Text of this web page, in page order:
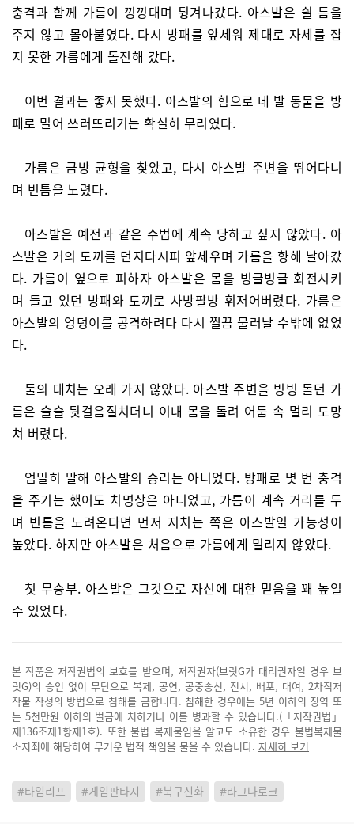
충격과 함께 가름이 낑낑대며 튕겨나갔다. 아스발은 쉴 틈을
주지 않고 몰아붙였다. 다시 방패를 앞세워 제대로 자세를 잡
지 못한 가름에게 돌진해 갔다.
이번 결과는 좋지 못했다. 아스발의 힘으로 네 발 동물을 방
패로 밀어 쓰러뜨리기는 확실히 무리였다.
가름은 금방 균형을 찾았고, 다시 아스발 주변을 뛰어다니
며 빈틈을 노렸다.
아스발은 예전과 같은 수법에 계속 당하고 싶지 않았다. 아
스발은 거의 도끼를 던지다시피 앞세우며 가름을 향해 날아갔
다. 가름이 옆으로 피하자 아스발은 몸을 빙글빙글 회전시키
며 들고 있던 방패와 도끼로 사방팔방 휘저어버렸다. 가름은
아스발의 엉덩이를 공격하려다 다시 찔끔 물러날 수밖에 없었
다.
둘의 대치는 오래 가지 않았다. 아스발 주변을 빙빙 돌던 가
름은 슬슬 뒷걸음질치더니 이내 몸을 돌려 어둠 속 멀리 도망
쳐 버렸다.
엄밀히 말해 아스발의 승리는 아니었다. 방패로 몇 번 충격
을 주기는 했어도 치명상은 아니었고, 가름이 계속 거리를 두
며 빈틈을 노려온다면 먼저 지치는 쪽은 아스발일 가능성이
높았다. 하지만 아스발은 처음으로 가름에게 밀리지 않았다.
첫 무승부. 아스발은 그것으로 자신에 대한 믿음을 꽤 높일
수 있었다.
본 작품은 저작권법의 보호를 받으며, 저작권자(브릿G가 대리권자일 경우 브
릿G)의 승인 없이 무단으로 복제, 공연, 공중송신, 전시, 배포, 대여, 2차적저
작물 작성의 방법으로 침해를 금합니다. 침해한 경우에는 5년 이하의 징역 또
는 5천만원 이하의 벌금에 처하거나 이를 병과할 수 있습니다.(「저작권법」
제136조제1항제1호). 또한 불법 복제물임을 알고도 소유한 경우 불법복제물
소지죄에 해당하여 무거운 법적 책임을 물을 수 있습니다. 자세히 보기
#타임리프 #게임판타지 #북구신화 #라그나로크